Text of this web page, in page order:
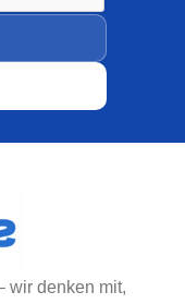
wir denken mit,